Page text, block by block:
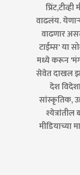
वाढलंय.
वाढणार
टाईम्स' या
मध्ये करून
सेवेत दाखल
देश
सांस्कृतिक,
मीडियाच्या